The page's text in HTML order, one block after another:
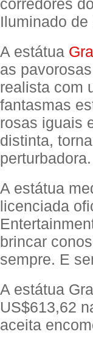
corredores do
Iluminado
A estátua
as
realista com
fantasmas
rosas iguais
distinta,
perturbadora.
A estátua
licenciada
brincar
sempre. E
A estátua
US$613,62
aceita